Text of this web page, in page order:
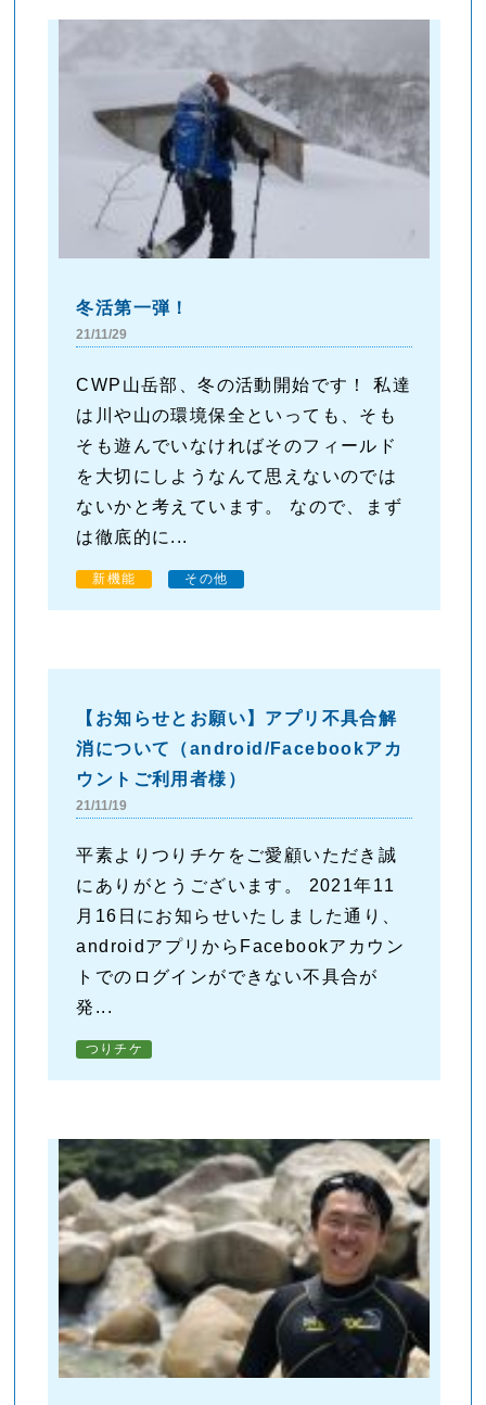
冬活第一弾！
21/11/29
CWP山岳部、冬の活動開始です！ 私達
は川や山の環境保全といっても、そも
そも遊んでいなければそのフィールド
を大切にしようなんて思えないのでは
ないかと考えています。 なので、まず
は徹底的に...
新機能 その他
【お知らせとお願い】アプリ不具合解
消について（android/Facebookアカ
ウントご利用者様）
21/11/19
平素よりつりチケをご愛顧いただき誠
にありがとうございます。 2021年11
月16日にお知らせいたしました通り、
androidアプリからFacebookアカウン
トでのログインができない不具合が
発...
つりチケ